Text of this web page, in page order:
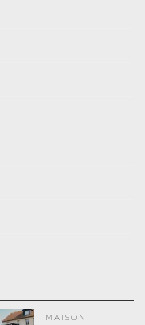
MAISON